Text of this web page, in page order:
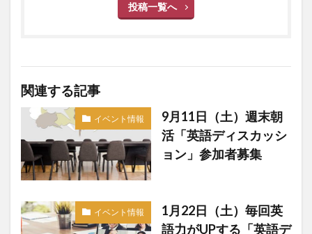
投稿一覧へ
関連する記事
イベント情報
9月11日（土）週末朝
活「英語ディスカッシ
ョン」参加者募集
イベント情報
1月22日（土）毎回英
語力がUPする「英語デ